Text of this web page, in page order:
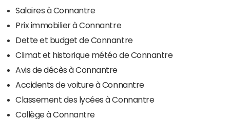
Salaires à Connantre
Prix immobilier à Connantre
Dette et budget de Connantre
Climat et historique météo de Connantre
Avis de décès à Connantre
Accidents de voiture à Connantre
Classement des lycées à Connantre
Collège à Connantre